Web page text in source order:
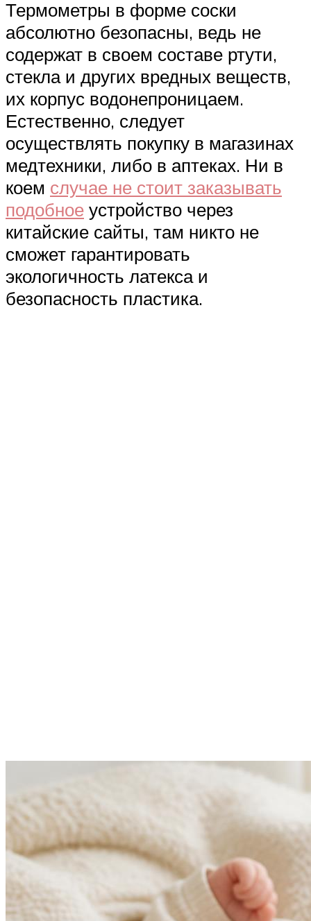
Термометры в форме соски
абсолютно безопасны, ведь не
содержат в своем составе ртути,
стекла и других вредных веществ,
их корпус водонепроницаем.
Естественно, следует
осуществлять покупку в магазинах
медтехники, либо в аптеках. Ни в
коем случае не стоит заказывать
подобное устройство через
китайские сайты, там никто не
сможет гарантировать
экологичность латекса и
безопасность пластика.